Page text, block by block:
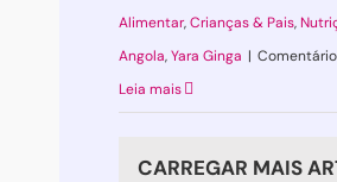
Alimentar,Crianças & Pais,
Angola,Yara Ginga |
Leia mais
CARREGAR MAIS